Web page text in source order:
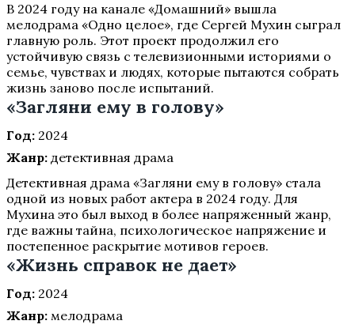
В 2024 году на канале «Домашний» вышла
мелодрама «Одно целое», где Сергей Мухин сыграл
главную роль. Этот проект продолжил его
устойчивую связь с телевизионными историями о
семье, чувствах и людях, которые пытаются собрать
жизнь заново после испытаний.
«Загляни ему в голову»
Год: 2024
Жанр: детективная драма
Детективная драма «Загляни ему в голову» стала
одной из новых работ актера в 2024 году. Для
Мухина это был выход в более напряженный жанр,
где важны тайна, психологическое напряжение и
постепенное раскрытие мотивов героев.
«Жизнь справок не дает»
Год: 2024
Жанр: мелодрама